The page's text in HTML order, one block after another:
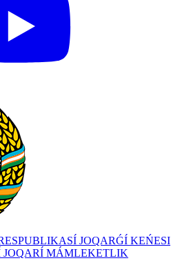
JOQARǴÍ KEŃESI
MÁMLEKETLIK